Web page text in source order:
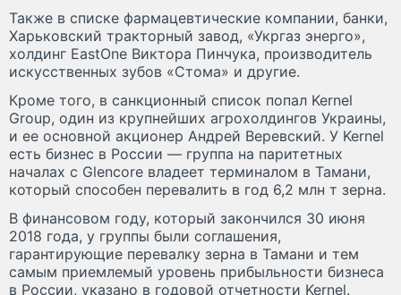
Также в списке фармацевтические компании, банки,
Харьковский тракторный завод, «Укргаз энерго»,
холдинг EastOne Виктора Пинчука, производитель
искусственных зубов «Стома» и другие.
Кроме того, в санкционный список попал Kernel
Group, один из крупнейших агрохолдингов Украины,
и ее основной акционер Андрей Веревский. У Kernel
есть бизнес в России — группа на паритетных
началах с Glencore владеет терминалом в Тамани,
который способен перевалить в год 6,2 млн т зерна.
В финансовом году, который закончился 30 июня
2018 года, у группы были соглашения,
гарантирующие перевалку зерна в Тамани и тем
самым приемлемый уровень прибыльности бизнеса
в России, указано в годовой отчетности Kernel.